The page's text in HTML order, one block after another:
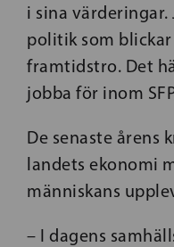
i sina värderingar.
politik som
framtidstro. Det
jobba för inom
De senaste årens
landets ekonomi
människans
– I dagens